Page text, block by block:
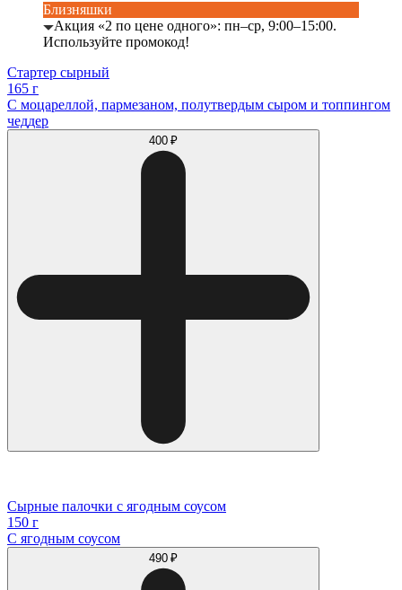
Близняшки
Акция «2 по цене одного»: пн–ср, 9:00–15:00.
Используйте промокод!
Стартер сырный
165 г
С моцареллой, пармезаном, полутвердым сыром и топпингом
чеддер
400 ₽
Сырные палочки с ягодным соусом
150 г
С ягодным соусом
490 ₽